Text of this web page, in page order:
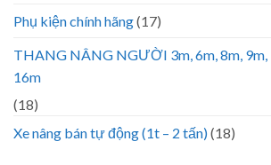
Phụ kiện chính hãng(17)
THANG NÂNG NGƯỜI 3m, 6m, 8m, 9m,
16m
(18)
Xe nâng bán tự động (1t – 2 tấn)(18)